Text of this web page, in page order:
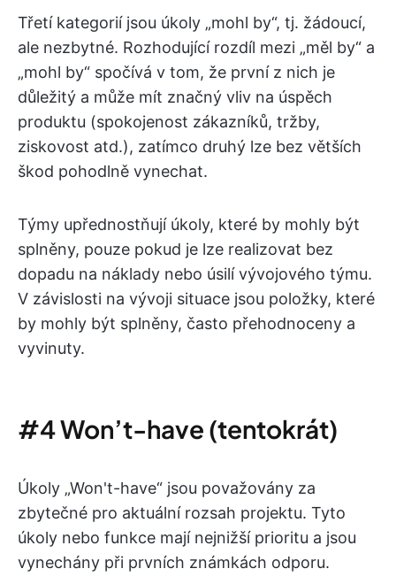
Třetí kategorií jsou úkoly „mohl by“, tj. žádoucí,
ale nezbytné. Rozhodující rozdíl mezi „měl by“ a
„mohl by“ spočívá v tom, že první z nich je
důležitý a může mít značný vliv na úspěch
produktu (spokojenost zákazníků, tržby,
ziskovost atd.), zatímco druhý lze bez větších
škod pohodlně vynechat.
Týmy upřednostňují úkoly, které by mohly být
splněny, pouze pokud je lze realizovat bez
dopadu na náklady nebo úsilí vývojového týmu.
V závislosti na vývoji situace jsou položky, které
by mohly být splněny, často přehodnoceny a
vyvinuty.
#4 Won’t-have (tentokrát)
Úkoly „Won't-have“ jsou považovány za
zbytečné pro aktuální rozsah projektu. Tyto
úkoly nebo funkce mají nejnižší prioritu a jsou
vynechány při prvních známkách odporu.